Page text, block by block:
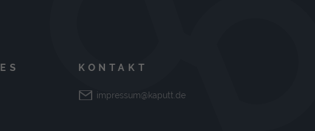
KONTAKT
impressum@kaputt.de